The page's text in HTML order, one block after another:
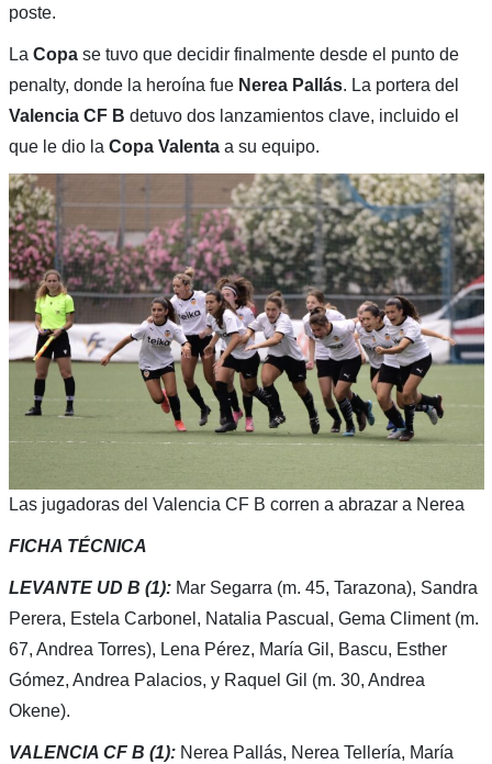
poste.
La Copase tuvo que decidir finalmente desde el punto de
penalty, donde la heroína fue Nerea Pallás. La portera del
Valencia CF B detuvo dos lanzamientos clave, incluido el
que le dio la Copa Valentaa su equipo.
Las jugadoras del Valencia CF B corren a abrazar a Nerea
FICHA TÉCNICA
LEVANTE UD B (1):Mar Segarra (m. 45, Tarazona), Sandra
Perera, Estela Carbonel, Natalia Pascual, Gema Climent (m.
67, Andrea Torres), Lena Pérez, María Gil, Bascu, Esther
Gómez, Andrea Palacios, y Raquel Gil (m. 30, Andrea
Okene).
VALENCIA CF B (1):Nerea Pallás, Nerea Tellería, María